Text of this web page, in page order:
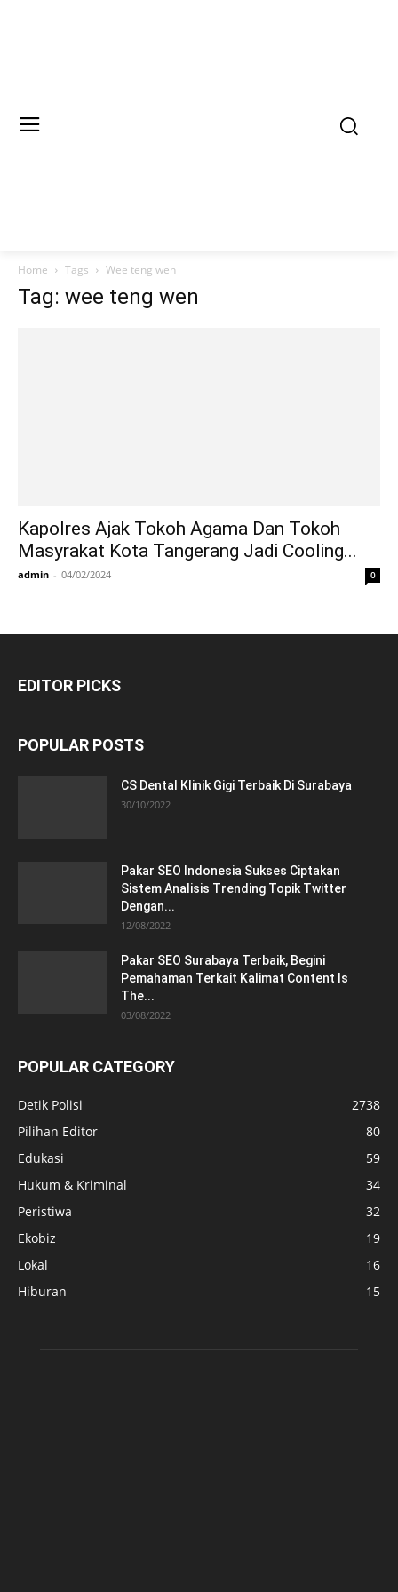
Home Tags Wee teng wen
Tag: wee teng wen
Kapolres Ajak Tokoh Agama Dan Tokoh
Masyrakat Kota Tangerang Jadi Cooling...
admin - 04/02/2024 0
EDITOR PICKS
POPULAR POSTS
CS Dental Klinik Gigi Terbaik Di Surabaya
30/10/2022
Pakar SEO Indonesia Sukses Ciptakan
Sistem Analisis Trending Topik Twitter
Dengan...
12/08/2022
Pakar SEO Surabaya Terbaik, Begini
Pemahaman Terkait Kalimat Content Is
The...
03/08/2022
POPULAR CATEGORY
Detik Polisi
2738
Pilihan Editor
80
Edukasi
59
Hukum & Kriminal
34
Peristiwa
32
Ekobiz
19
Lokal
16
Hiburan
15